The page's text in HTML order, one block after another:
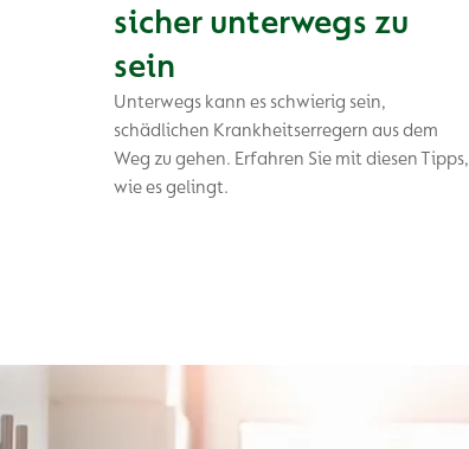
sicher unterwegs zu
sein
Unterwegs kann es schwierig sein,
schädlichen Krankheitserregern aus dem
Weg zu gehen. Erfahren Sie mit diesen Tipps,
wie es gelingt.